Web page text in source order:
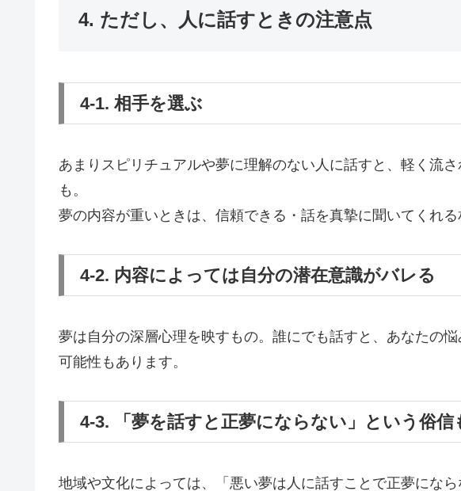
4. ただし、人に話すときの注意点
4-1. 相手を選ぶ
あまりスピリチュアルや夢に理解のない人に話すと、軽く流
も。
夢の内容が重いときは、信頼できる・話を真摯に聞いてくれる
4-2. 内容によっては自分の潜在意識がバレる
夢は自分の深層心理を映すもの。誰にでも話すと、あなたの
可能性もあります。
4-3. 「夢を話すと正夢にならない」という俗信
地域や文化によっては、「悪い夢は人に話すことで正夢にな